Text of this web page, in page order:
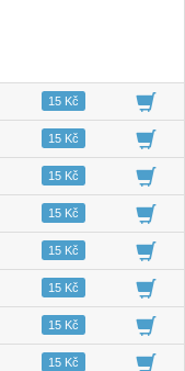
02:5415 Kč
04:0315 Kč
03:3915 Kč
02:5715 Kč
03:2415 Kč
04:0915 Kč
04:1015 Kč
04:3815 Kč